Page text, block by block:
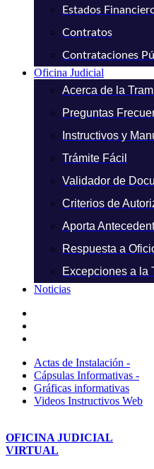
Estados
Contratos
Contrataciones
Oficina Judicial
Acerca de la
Preguntas
Instructivos y
Trámite Fácil
Validador de
Criterios de
Aporta
Respuesta a
Excepciones a la
Noticias
Actas de Instalación -
Cápsulas Informativas -
Gráficas informativas
Videos Instructivos Web
OFICINA JUDICIAL
VIRTUAL